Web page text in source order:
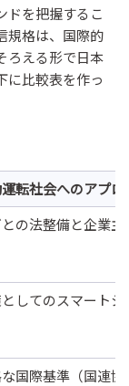
ドを把握するこ
規格は、国際的
ろえる形で日本
に比較表を作っ
転社会へのアプロ
の法整備と企業主
してのスマートシ
国際基準（国連協